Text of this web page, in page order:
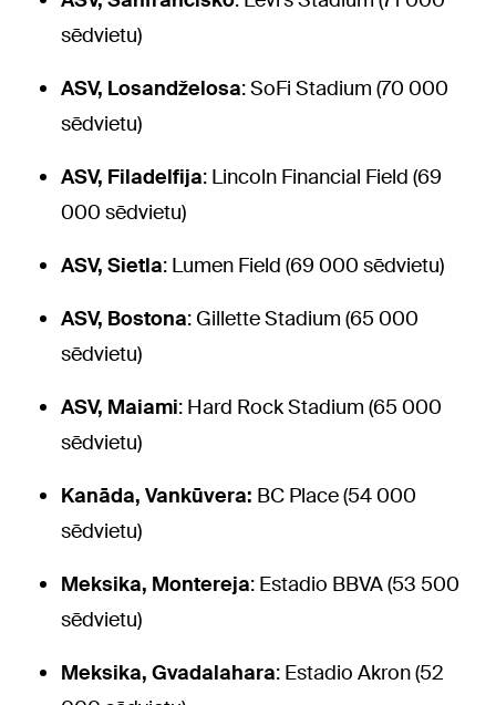
sēdvietu)
ASV, Losandželosa: SoFi Stadium (70 000
sēdvietu)
ASV, Filadelfija: Lincoln Financial Field (69
000 sēdvietu)
ASV, Sietla: Lumen Field (69 000 sēdvietu)
ASV, Bostona: Gillette Stadium (65 000
sēdvietu)
ASV, Maiami: Hard Rock Stadium (65 000
sēdvietu)
Kanāda, Vankūvera: BC Place (54 000
sēdvietu)
Meksika, Montereja: Estadio BBVA (53 500
sēdvietu)
Meksika, Gvadalahara: Estadio Akron (52